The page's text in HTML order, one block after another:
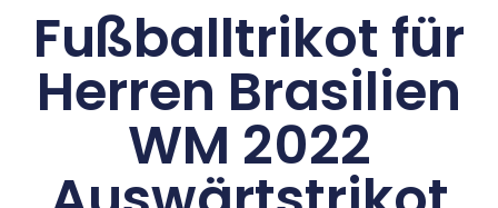
Fußballtrikot für
Herren Brasilien
WM 2022